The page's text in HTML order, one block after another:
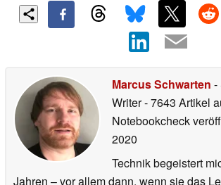
Marcus Schwarten -
Writer- 7643 Artikel
Notebookcheck
2020
Technik begeistert
Jahren – vor allem dann, wenn sie das